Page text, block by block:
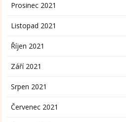
Prosinec 2021
Listopad 2021
Říjen 2021
Září 2021
Srpen 2021
Červenec 2021